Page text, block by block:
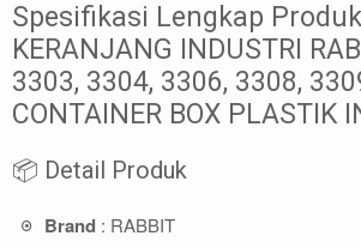
Spesifikasi Lengkap Produk
KERANJANG INDUSTRI
3303, 3304, 3306, 3308,
CONTAINER BOX PLASTIK
📦 Detail Produk
Brand : RABBIT